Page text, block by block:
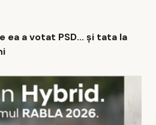
ea a votat PSD... și tata la